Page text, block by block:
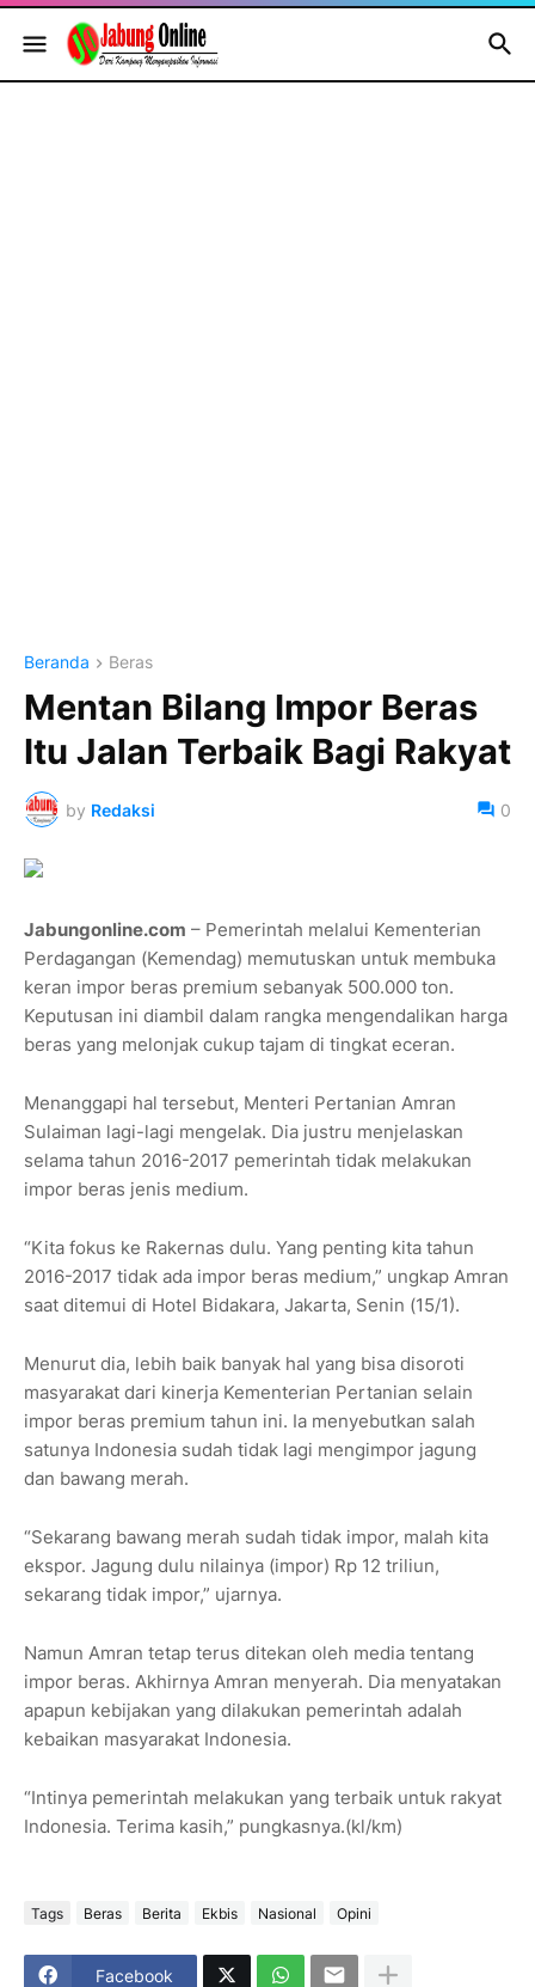
Beranda Beras
Mentan Bilang Impor Beras
Itu Jalan Terbaik Bagi Rakyat
by Redaksi 0
Jabungonline.com – Pemerintah melalui Kementerian
Perdagangan (Kemendag) memutuskan untuk membuka
keran impor beras premium sebanyak 500.000 ton.
Keputusan ini diambil dalam rangka mengendalikan harga
beras yang melonjak cukup tajam di tingkat eceran.
Menanggapi hal tersebut, Menteri Pertanian Amran
Sulaiman lagi-lagi mengelak. Dia justru menjelaskan
selama tahun 2016-2017 pemerintah tidak melakukan
impor beras jenis medium.
“Kita fokus ke Rakernas dulu. Yang penting kita tahun
2016-2017 tidak ada impor beras medium,” ungkap Amran
saat ditemui di Hotel Bidakara, Jakarta, Senin (15/1).
Menurut dia, lebih baik banyak hal yang bisa disoroti
masyarakat dari kinerja Kementerian Pertanian selain
impor beras premium tahun ini. Ia menyebutkan salah
satunya Indonesia sudah tidak lagi mengimpor jagung
dan bawang merah.
“Sekarang bawang merah sudah tidak impor, malah kita
ekspor. Jagung dulu nilainya (impor) Rp 12 triliun,
sekarang tidak impor,” ujarnya.
Namun Amran tetap terus ditekan oleh media tentang
impor beras. Akhirnya Amran menyerah. Dia menyatakan
apapun kebijakan yang dilakukan pemerintah adalah
kebaikan masyarakat Indonesia.
“Intinya pemerintah melakukan yang terbaik untuk rakyat
Indonesia. Terima kasih,” pungkasnya.(kl/km)
Tags Beras Berita Ekbis Nasional Opini
Facebook